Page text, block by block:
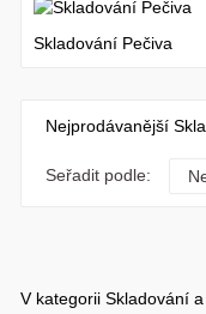
Skladování Pečiva
Nejprodávanější
Seřadit podle:
V kategorii Skladování